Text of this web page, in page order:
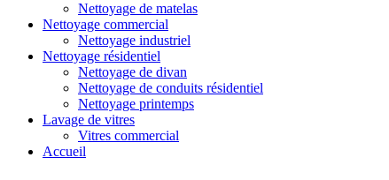
Nettoyage de matelas
Nettoyage commercial
Nettoyage industriel
Nettoyage résidentiel
Nettoyage de divan
Nettoyage de conduits résidentiel
Nettoyage printemps
Lavage de vitres
Vitres commercial
Accueil